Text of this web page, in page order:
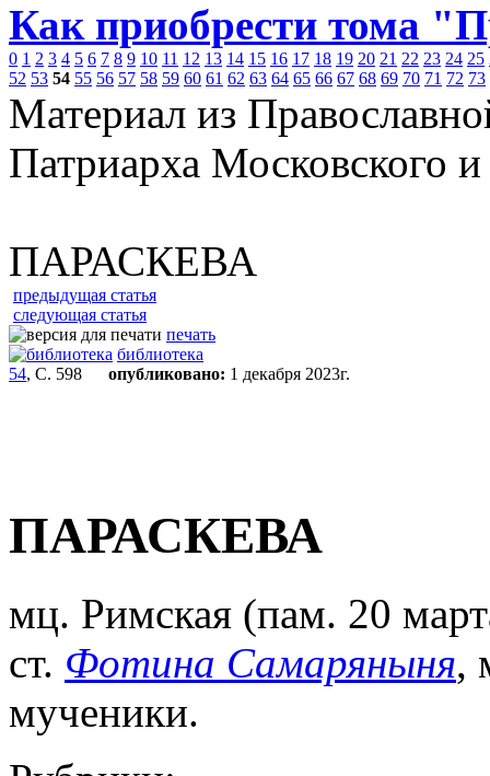
Как приобрести тома
0 1 2 3 4 5 6 7 8 9 10 11 12 13 14 15 16 17 18 19 20 21 22 23 24 25
52 53 54 55 56 57 58 59 60 61 62 63 64 65 66 67 68 69 70 71 72 73
Материал из
Патриарха Московского
ПАРАСКЕВА
предыдущая статья
следующая статья
печать
библиотека
54, С. 598 опубликовано: 1 декабря 2023г.
ПАРАСКЕВА
мц. Римская (пам. 20
ст. Фотина Самаряныня,
мученики.